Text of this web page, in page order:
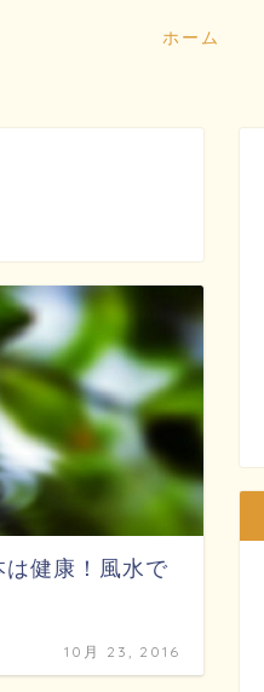
ホーム
は健康！風水で
10月 23, 2016